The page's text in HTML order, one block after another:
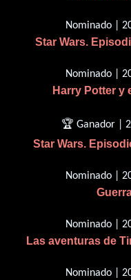
Nominado |
Star Wars.
Nominado |
Harry Potter y
🏆 Ganador |
Star Wars.
Nominado |
Nominado |
Las aventuras de
Nominado |